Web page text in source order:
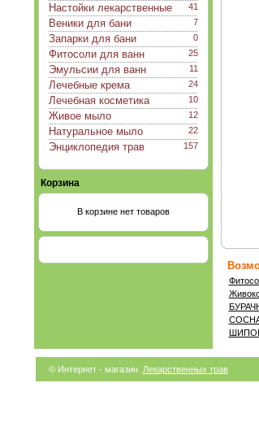
41
Настойки лекарственные
7
Веники для бани
0
Запарки для бани
25
Фитосоли для ванн
11
Эмульсии для ванн
24
Лечебные крема
10
Лечебная косметика
12
Живое мыло
22
Натуральное мыло
157
Энциклопедия трав
Корзина
В корзине нет товаров
© Интернет - магазин Лекарственных трав